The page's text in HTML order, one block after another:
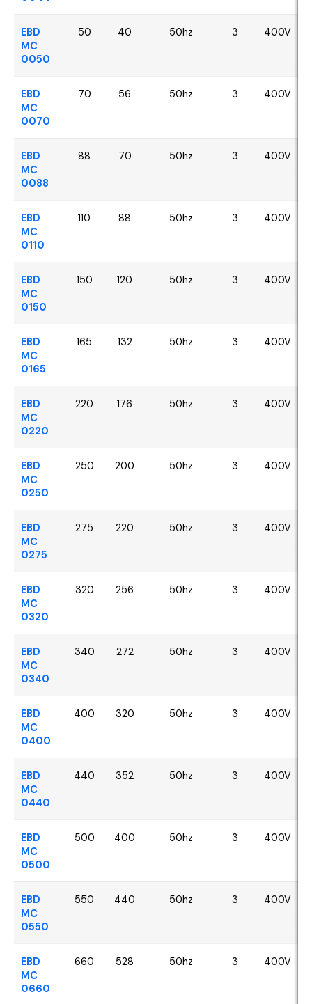
EBD
MC
0050
50 40 50hz 3 400V
EBD
MC
0070
70 56 50hz 3 400V
EBD
MC
0088
88 70 50hz 3 400V
EBD
MC
0110
110 88 50hz 3 400V
EBD
MC
0150
150 120 50hz 3 400V
EBD
MC
0165
165 132 50hz 3 400V
EBD
MC
0220
220 176 50hz 3 400V
EBD
MC
0250
250 200 50hz 3 400V
EBD
MC
0275
275 220 50hz 3 400V
EBD
MC
0320
320 256 50hz 3 400V
EBD
MC
0340
340 272 50hz 3 400V
EBD
MC
0400
400 320 50hz 3 400V
EBD
MC
0440
440 352 50hz 3 400V
EBD
MC
0500
500 400 50hz 3 400V
EBD
MC
0550
550 440 50hz 3 400V
EBD
MC
0660
660 528 50hz 3 400V